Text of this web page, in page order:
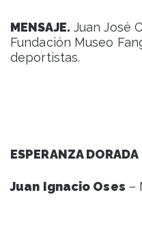
MENSAJE. Juan José
Fundación Museo
deportistas.
ESPERANZA DORADA
Juan Ignacio Oses –